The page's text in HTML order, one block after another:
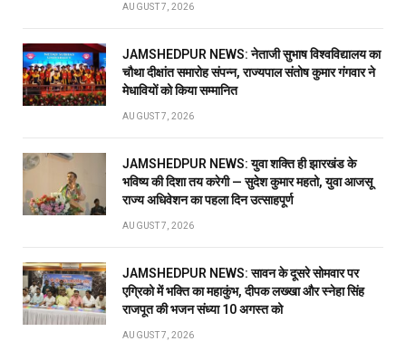
AUGUST 7, 2026
JAMSHEDPUR NEWS: नेताजी सुभाष विश्वविद्यालय का
चौथा दीक्षांत समारोह संपन्न, राज्यपाल संतोष कुमार गंगवार ने
मेधावियों को किया सम्मानित
AUGUST 7, 2026
JAMSHEDPUR NEWS: युवा शक्ति ही झारखंड के
भविष्य की दिशा तय करेगी — सुदेश कुमार महतो, युवा आजसू
राज्य अधिवेशन का पहला दिन उत्साहपूर्ण
AUGUST 7, 2026
JAMSHEDPUR NEWS: सावन के दूसरे सोमवार पर
एग्रिको में भक्ति का महाकुंभ, दीपक लख्खा और स्नेहा सिंह
राजपूत की भजन संध्या 10 अगस्त को
AUGUST 7, 2026